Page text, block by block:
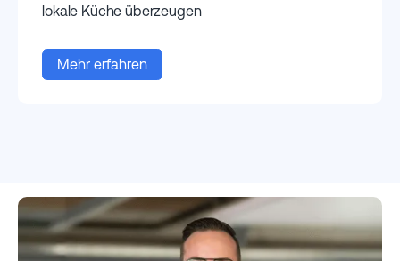
lokale Küche überzeugen
Mehr erfahren